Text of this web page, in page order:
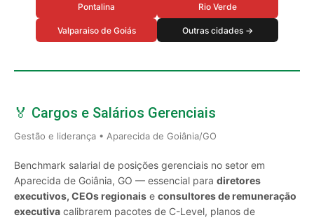
Pontalina Rio Verde
Valparaiso de Goiás Outras cidades →
🏅 Cargos e Salários Gerenciais
Gestão e liderança • Aparecida de Goiânia/GO
Benchmark salarial de posições gerenciais no setor em
Aparecida de Goiânia, GO — essencial para diretores
executivos, CEOs regionais e consultores de remuneração
executiva calibrarem pacotes de C-Level, planos de